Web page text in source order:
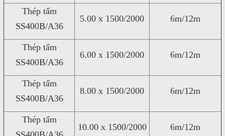
Thép tấm
SS400B/A36
5.00 x 1500/2000 6m/12m
Thép tấm
SS400B/A36
6.00 x 1500/2000 6m/12m
Thép tấm
SS400B/A36
8.00 x 1500/2000 6m/12m
Thép tấm
10.00 x 1500/2000 6m/12m